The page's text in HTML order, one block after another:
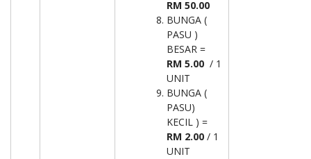
RM 50.00
BUNGA (
PASU )
BESAR =
RM 5.00 / 1
UNIT
BUNGA (
PASU)
KECIL ) =
RM 2.00 / 1
UNIT